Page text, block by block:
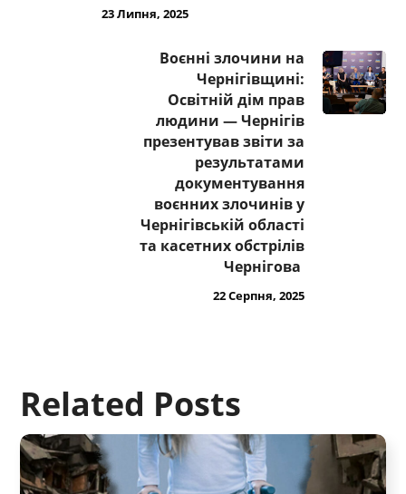
23 Липня, 2025
Воєнні злочини на
Чернігівщині:
Освітній дім прав
людини — Чернігів
презентував звіти за
результатами
документування
воєнних злочинів у
Чернігівській області
та касетних обстрілів
Чернігова
22 Серпня, 2025
Related Posts